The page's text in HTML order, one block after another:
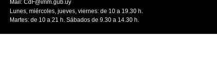
Mail: CdF@imm.gub.uy
Lunes, miércoles, jueves, viernes: de 10 a 19.30 h.
Martes: de 10 a 21 h. Sábados de 9.30 a 14.30 h.